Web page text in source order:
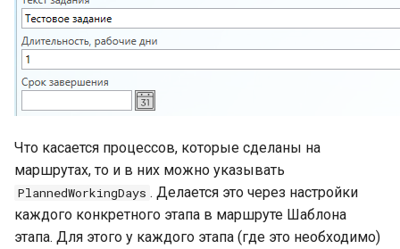
Что касается процессов, которые сделаны на
маршрутах, то и в них можно указывать
PlannedWorkingDays . Делается это через настройки
каждого конкретного этапа в маршруте Шаблона
этапа. Для этого у каждого этапа (где это необходимо)